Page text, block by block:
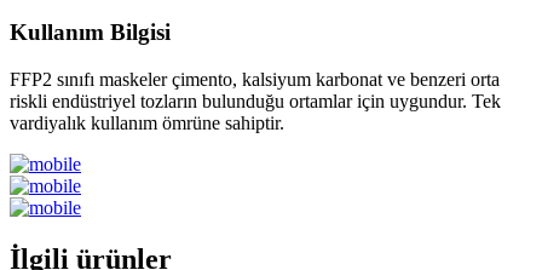
Kullanım Bilgisi
FFP2 sınıfı maskeler çimento, kalsiyum karbonat ve benzeri orta
riskli endüstriyel tozların bulunduğu ortamlar için uygundur. Tek
vardiyalık kullanım ömrüne sahiptir.
İlgili ürünler